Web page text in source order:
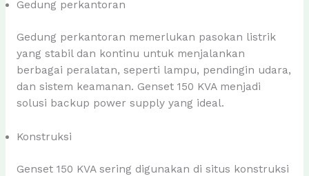
Gedung perkantoran
Gedung perkantoran memerlukan pasokan listrik
yang stabil dan kontinu untuk menjalankan
berbagai peralatan, seperti lampu, pendingin udara,
dan sistem keamanan. Genset 150 KVA menjadi
solusi backup power supply yang ideal.
Konstruksi
Genset 150 KVA sering digunakan di situs konstruksi